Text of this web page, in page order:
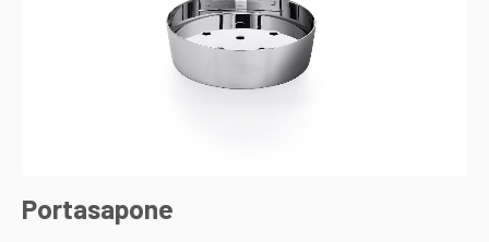
Portasapone